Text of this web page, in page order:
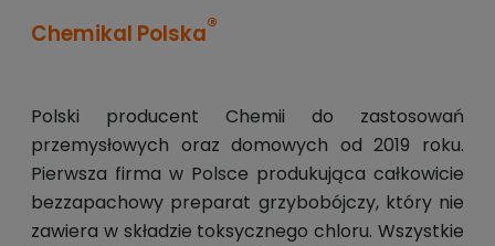
Chemikal Polska®
Polski producent Chemii do zastosowań
przemysłowych oraz domowych od 2019 roku.
Pierwsza firma w Polsce produkująca całkowicie
bezzapachowy preparat grzybobójczy, który nie
zawiera w składzie toksycznego chloru. Wszystkie